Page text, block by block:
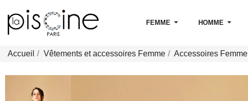
FEMME HOMME
Accueil Vêtements et accessoires Femme Accessoires Femme